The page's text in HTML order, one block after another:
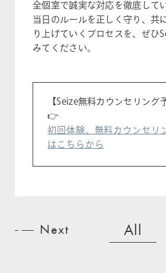
全個室で誠実な対応を徹底して
当日のルールを正しく守り、共
り上げていくプロセスを、ぜひ
みてください。
【Seize無料カウンセリング
👉
初回体験、無料カウンセリ
はこちらから
Next All